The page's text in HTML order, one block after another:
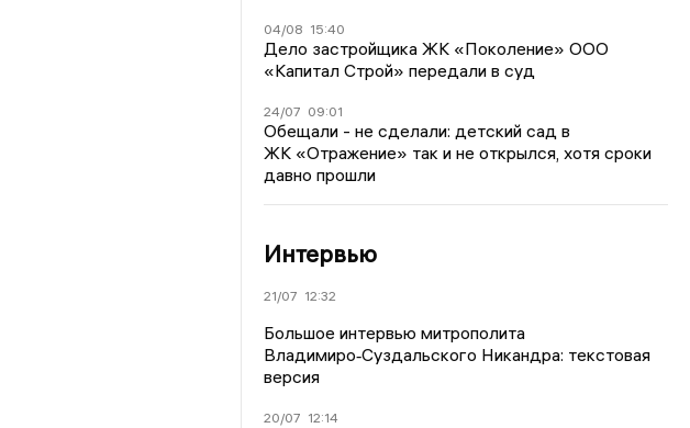
04/08 15:40
Дело застройщика ЖК «Поколение» ООО
«Капитал Строй» передали в суд
24/07 09:01
Обещали - не сделали: детский сад в
ЖК «Отражение» так и не открылся, хотя сроки
давно прошли
Интервью
21/07 12:32
Большое интервью митрополита
Владимиро‑Суздальского Никандра: текстовая
версия
20/07 12:14